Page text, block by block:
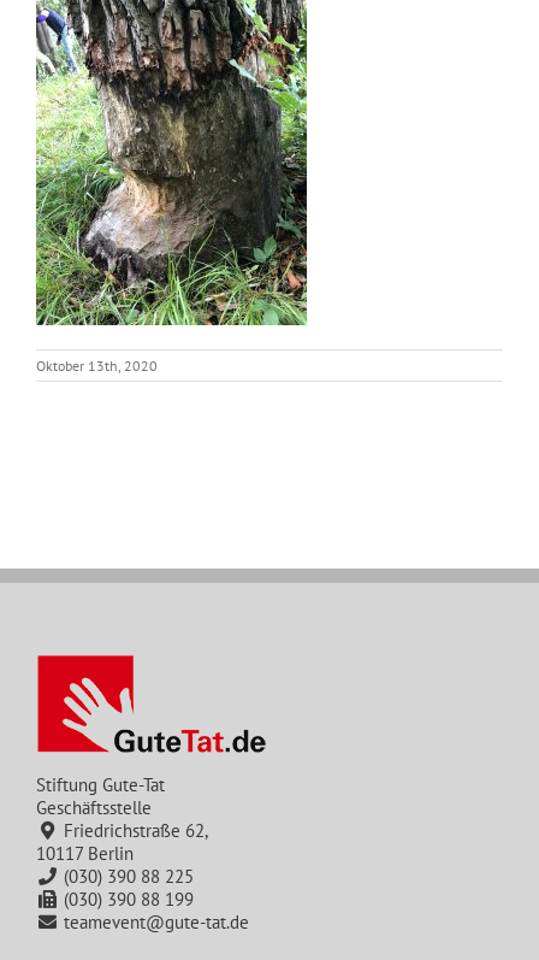
Oktober 13th, 2020
Stiftung Gute-Tat
Geschäftsstelle
Friedrichstraße 62,
10117 Berlin
(030) 390 88 225
(030) 390 88 199
teamevent@gute-tat.de